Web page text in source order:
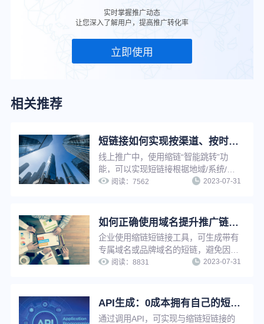
实时掌握推广动态
让您深入了解用户，提高推广转化率
立即使用
相关推荐
短链接如何实现按渠道、按时间智能跳转？简单三步，搞定精准营销
线上推广中，使用缩链“智能跳转”功
能，可以实现短链接根据地域/系统/访
问环境/时间/比例等条件进行判断，打
性，优化推广效果。
阅读：7562 2023-07-31
如何正确使用域名提升推广链接点击率？
企业使用缩链短链接工具，可生成带有
专属域名或品牌域名的短链，避免因他
人违规受到封禁牵连，大大降低链接打
信任度，强化企业品牌知名度与影响
阅读：8831 2023-07-31
API生成：0成本拥有自己的短链工具，批量生成更高效！
通过调用API，可实现与缩链短链接的